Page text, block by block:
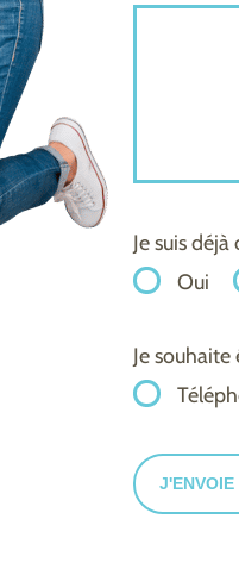
Je suis
Oui
Je
J'ENVOIE